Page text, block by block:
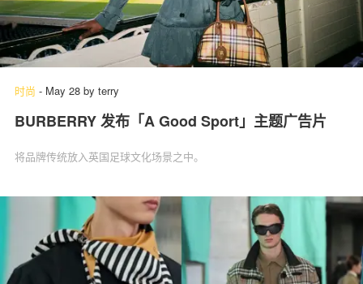
时尚 - May 28 by terry
BURBERRY 发布「A Good Sport」主题广告片
将品牌传统放入英国足球文化场景之中。